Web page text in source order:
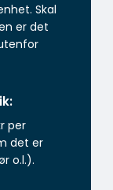
Skal
er det
per
det er
o.l.).